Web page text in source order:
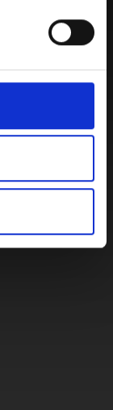
in fase di
Economici